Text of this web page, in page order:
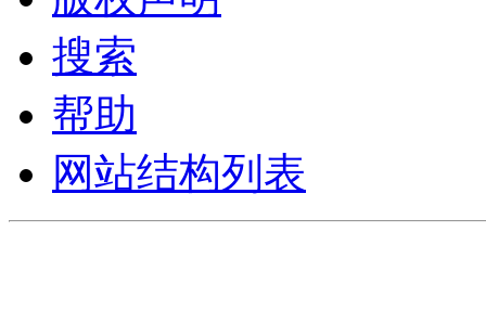
搜索
帮助
网站结构列表